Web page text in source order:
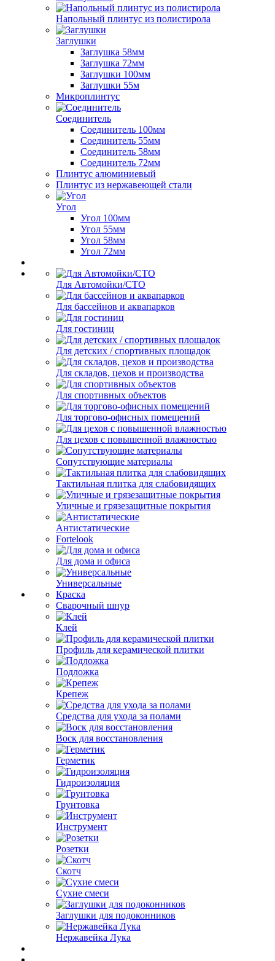
Напольный плинтус из полистирола
Заглушки
Заглушка 58мм
Заглушка 72мм
Заглушки 100мм
Заглушки 55м
Микроплинтус
Соединитель
Соединитель 100мм
Соединитель 55мм
Соединитель 58мм
Соединитель 72мм
Плинтус алюминиевый
Плинтус из нержавеющей стали
Угол
Угол 100мм
Угол 55мм
Угол 58мм
Угол 72мм
Для Автомойки/СТО
Для бассейнов и аквапарков
Для гостиниц
Для детских / спортивных площадок
Для складов, цехов и производства
Для спортивных объектов
Для торгово-офисных помещений
Для цехов с повышенной влажностью
Сопутствующие материалы
Тактильная плитка для слабовидящих
Уличные и грязезащитные покрытия
Антистатические
Fortelook
Для дома и офиса
Универсальные
Краска
Сварочный шнур
Клей
Профиль для керамической плитки
Подложка
Крепеж
Средства для ухода за полами
Воск для восстановления
Герметик
Гидроизоляция
Грунтовка
Инструмент
Розетки
Скотч
Сухие смеси
Заглушки для подоконников
Нержавейка Лука